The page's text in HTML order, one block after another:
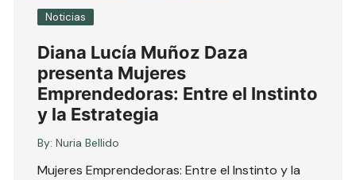
Noticias
Diana Lucía Muñoz Daza
presenta Mujeres
Emprendedoras: Entre el Instinto
y la Estrategia
By: Nuria Bellido
Mujeres Emprendedoras: Entre el Instinto y la